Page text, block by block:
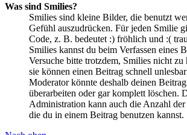
Was sind Smilies?
Smilies sind kleine Bilder, die benutzt
Gefühl auszudrücken. Für jeden Smilie
Code, z. B. bedeutet :) fröhlich und :(
Smilies kannst du beim Verfassen eines
Versuche bitte trotzdem, Smilies nicht zu
sie können einen Beitrag schnell
Moderator könnte deshalb deinen
überarbeiten oder gar komplett löschen.
Administration kann auch die Anzahl der
die du in einem Beitrag benutzen kannst.